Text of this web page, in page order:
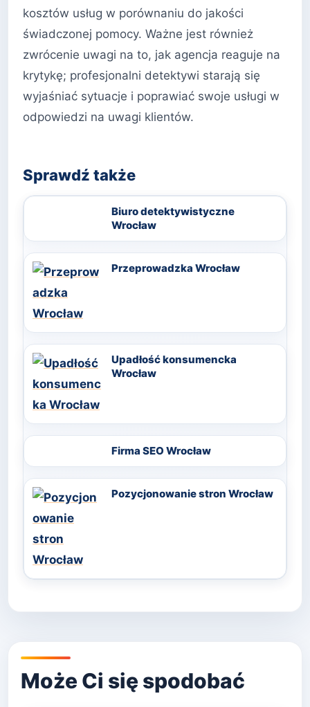
kosztów usług w porównaniu do jakości
świadczonej pomocy. Ważne jest również
zwrócenie uwagi na to, jak agencja reaguje na
krytykę; profesjonalni detektywi starają się
wyjaśniać sytuacje i poprawiać swoje usługi w
odpowiedzi na uwagi klientów.
Sprawdź także
Biuro detektywistyczne
Wrocław
Przeprowadzka Wrocław
Upadłość konsumencka
Wrocław
Firma SEO Wrocław
Pozycjonowanie stron Wrocław